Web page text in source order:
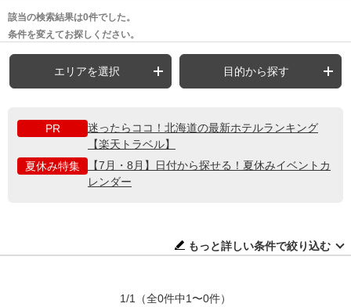
該当の検索結果は0件でした。
条件を変えてお探しください。
エリアを選択 目的から探す
PR
迷ったらココ！北海道の最新ホテルランキング
【楽天トラベル】
夏休み特集
【7月・8月】日付から探せる！夏休みイベントカ
レンダー
もっと詳しい条件で絞り込む
1/1 （全0件中1〜0件）